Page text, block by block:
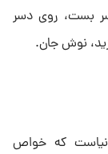
بست، روی دسر
نوش جان.
که خواص